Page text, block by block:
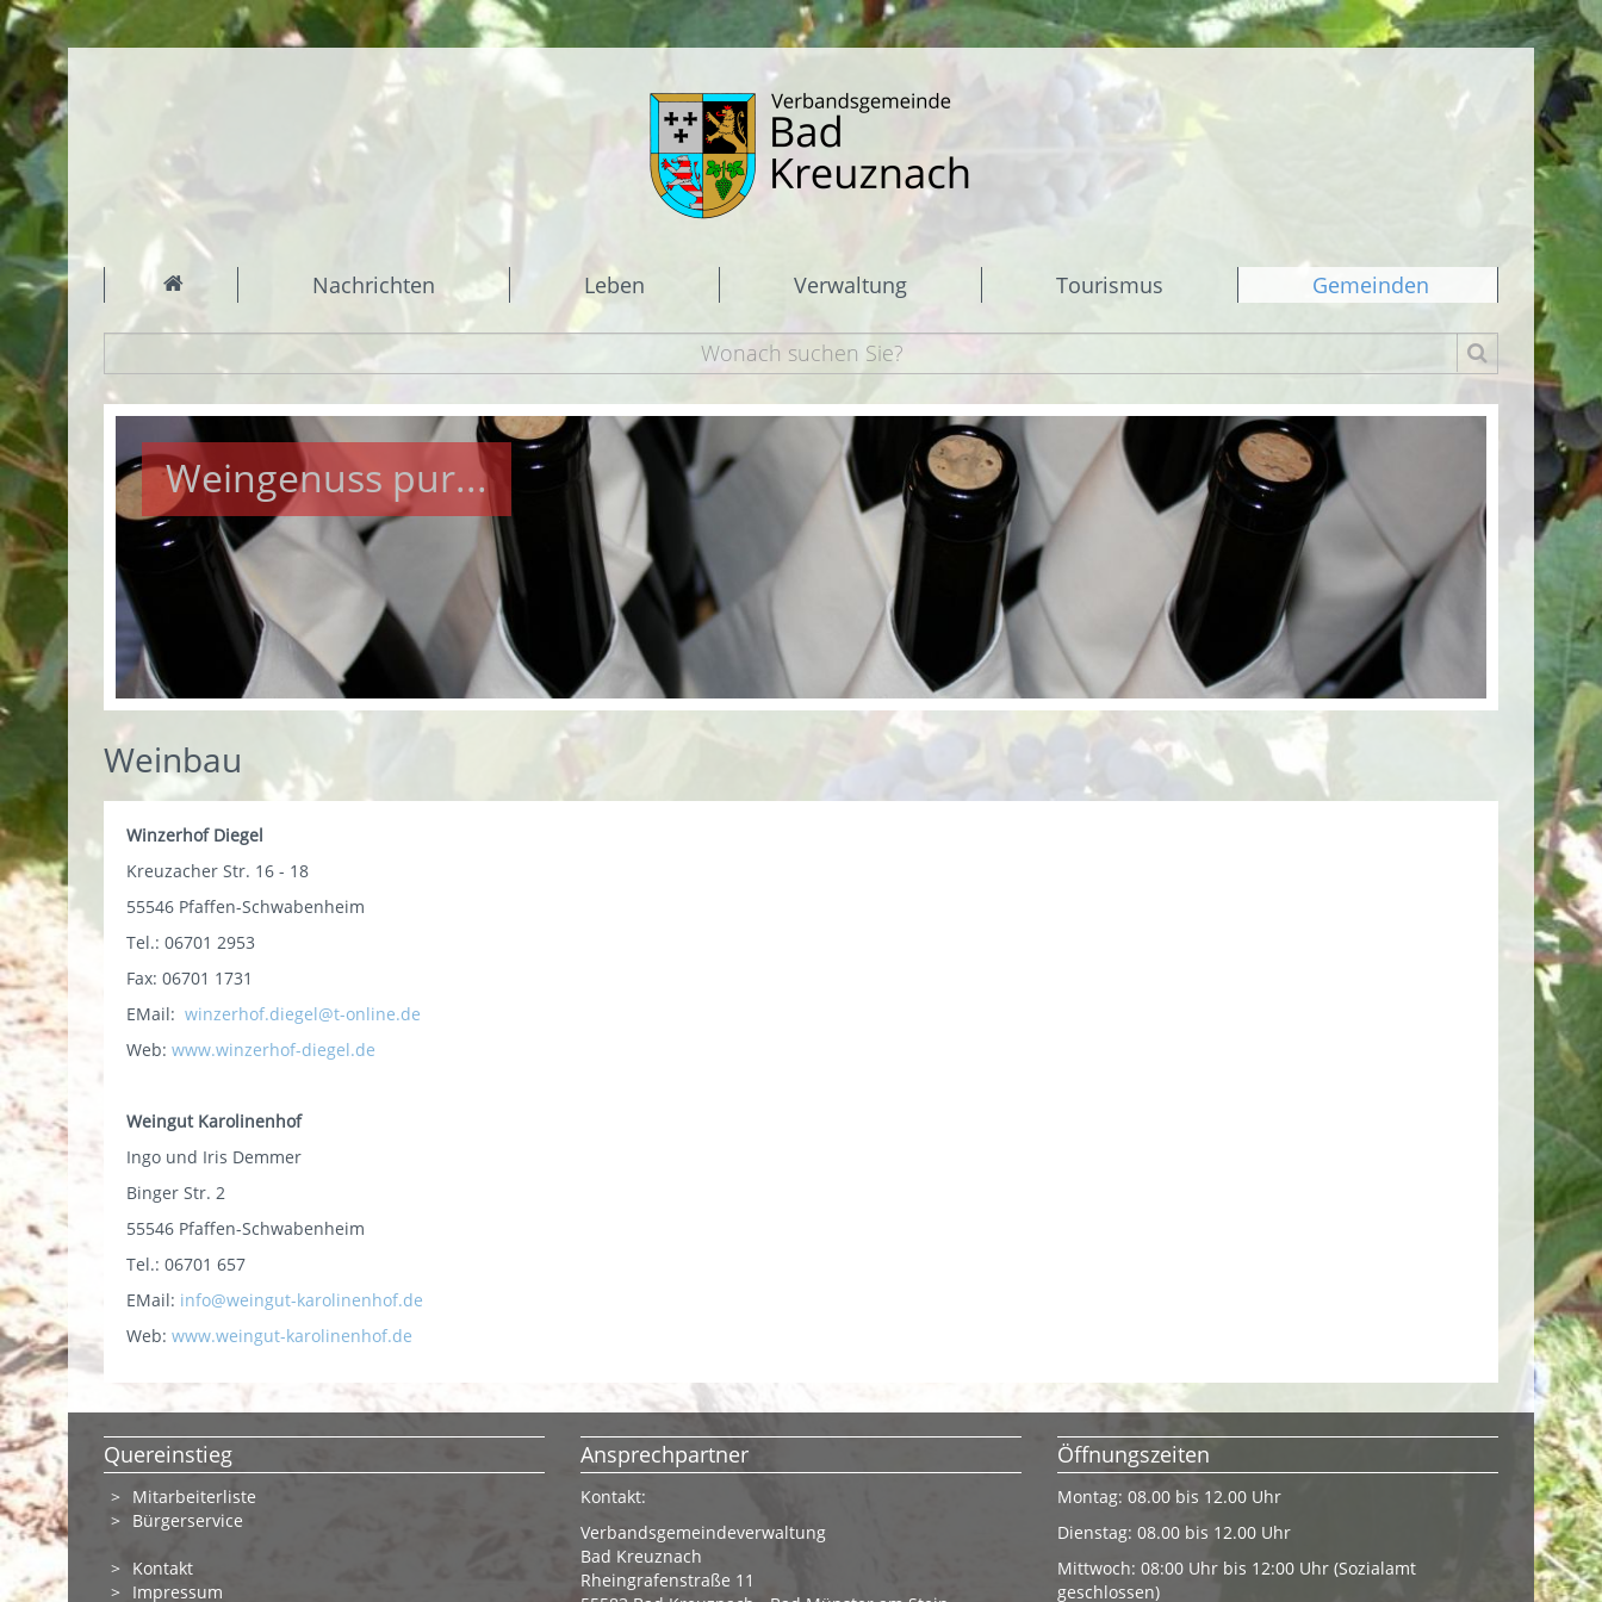
Nachrichten Leben Verwaltung Tourismus Gemeinden
Weingenuss pur...
Weinbau
Winzerhof Diegel
Kreuzacher Str. 16 - 18
55546 Pfaffen-Schwabenheim
Tel.: 06701 2953
Fax: 06701 1731
EMail: winzerhof.diegel@t-online.de
Web: www.winzerhof-diegel.de
Weingut Karolinenhof
Ingo und Iris Demmer
Binger Str. 2
55546 Pfaffen-Schwabenheim
Tel.: 06701 657
EMail: info@weingut-karolinenhof.de
Web: www.weingut-karolinenhof.de
Quereinstieg
Mitarbeiterliste
Bürgerservice
Kontakt
Impressum
Ansprechpartner
Kontakt:
Verbandsgemeindeverwaltung
Bad Kreuznach
Rheingrafenstraße 11
Öffnungszeiten
Montag: 08.00 bis 12.00 Uhr
Dienstag: 08.00 bis 12.00 Uhr
Mittwoch: 08:00 Uhr bis 12:00 Uhr (Sozialamt
geschlossen)